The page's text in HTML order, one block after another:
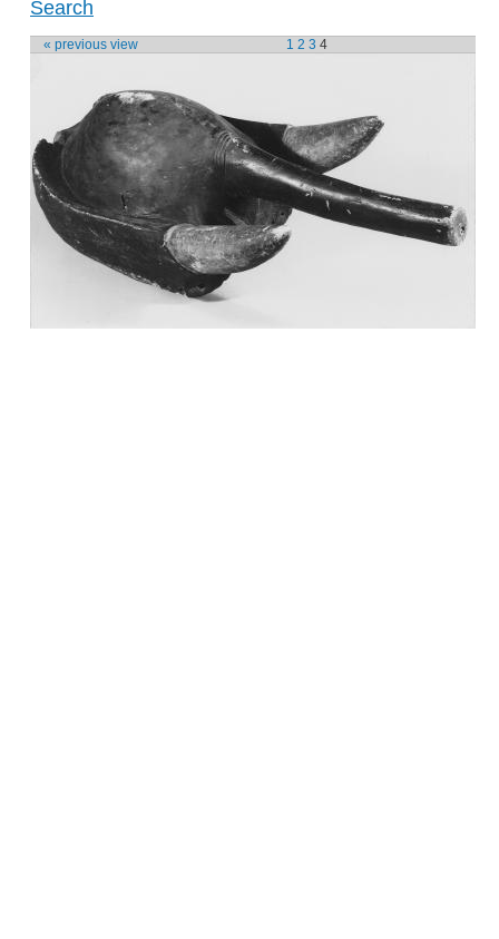
Search
« previous view 1 2 3 4